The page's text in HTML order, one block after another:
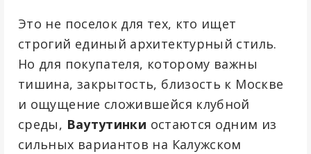
Это не поселок для тех, кто ищет
строгий единый архитектурный стиль.
Но для покупателя, которому важны
тишина, закрытость, близость к Москве
и ощущение сложившейся клубной
среды, Ваутутинки остаются одним из
сильных вариантов на Калужском